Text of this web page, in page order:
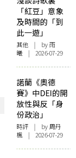
「紅豆」意象
及時間的「到
此一遊」
其他 | by 雨
曦 | 2026-07-29
諾蘭《奧德
賽》中DEI的開
放性與反「身
份政治」
時評 | by周丹
楓 | 2026-07-29